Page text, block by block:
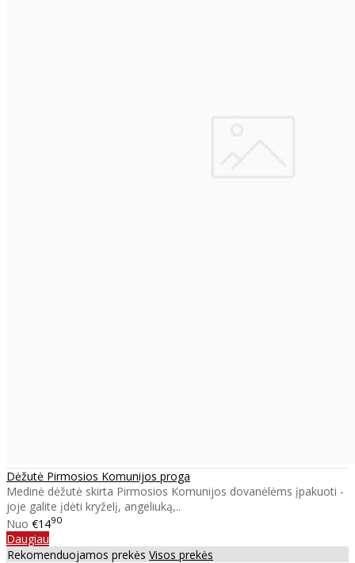
Dėžutė Pirmosios Komunijos proga
Medinė dėžutė skirta Pirmosios Komunijos dovanėlėms įpakuoti -
joje galite įdėti kryželį, angeliuką,..
Nuo €1490
Daugiau
Rekomenduojamos prekės Visos prekės